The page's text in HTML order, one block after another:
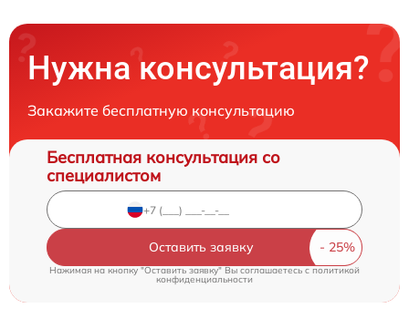
Нужна консультация?
Закажите бесплатную консультацию
Бесплатная консультация со
специалистом
Оставить заявку
Нажимая на кнопку "Оставить заявку" Вы соглашаетесь c политикой
конфиденциальности